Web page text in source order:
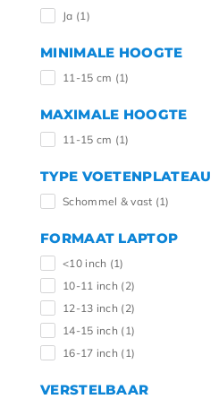
Ja (1)
MINIMALE HOOGTE
11-15 cm (1)
MAXIMALE HOOGTE
11-15 cm (1)
TYPE VOETENPLATEAU
Schommel & vast (1)
FORMAAT LAPTOP
<10 inch (1)
10-11 inch (2)
12-13 inch (2)
14-15 inch (1)
16-17 inch (1)
VERSTELBAAR